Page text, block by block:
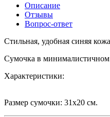
Описание
Отзывы
Вопрос-ответ
Стильная, удобная синяя
Сумочка в минималистичном
Характеристики:
Размер сумочки: 31х20 см.